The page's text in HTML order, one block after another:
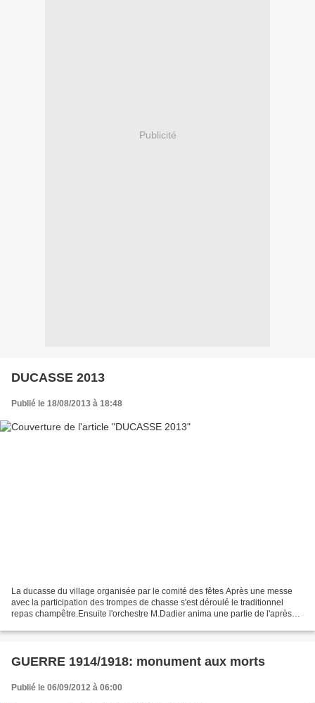
Publicité
DUCASSE 2013
Publié le 18/08/2013 à 18:48
La ducasse du village organisée par le comité des fêtes Après une messe
avec la participation des trompes de chasse s'est déroulé le traditionnel
repas champêtre.Ensuite l'orchestre M.Dadier anima une partie de l'après
GUERRE 1914/1918: monument aux morts
Publié le 06/09/2012 à 06:00